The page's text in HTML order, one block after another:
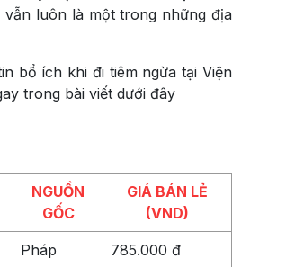
vẫn luôn là một trong những địa
bổ ích khi đi tiêm ngừa tại Viện
trong bài viết dưới đây
NGUỒN
GỐC
GIÁ BÁN LẺ
(VND)
Pháp 785.000 đ